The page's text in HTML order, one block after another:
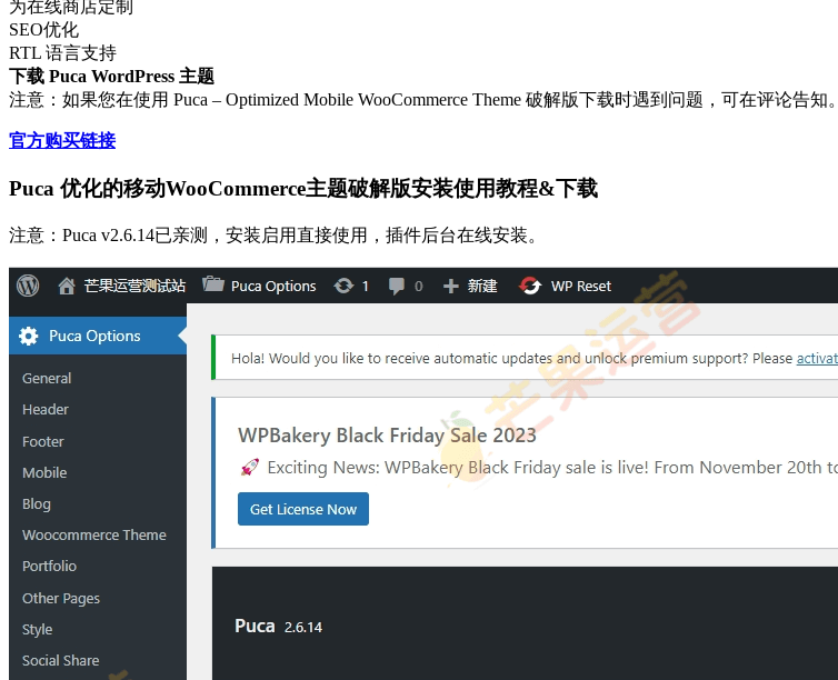
为在线商店定制
SEO优化
RTL 语言支持
下载 Puca WordPress 主题
注意：如果您在使用 Puca – Optimized Mobile WooCommerce Theme 破解版下载时遇到问题，可在评论告知。
官方购买链接
Puca 优化的移动WooCommerce主题破解版安装使用教程&下载
注意：Puca v2.6.14已亲测，安装启用直接使用，插件后台在线安装。